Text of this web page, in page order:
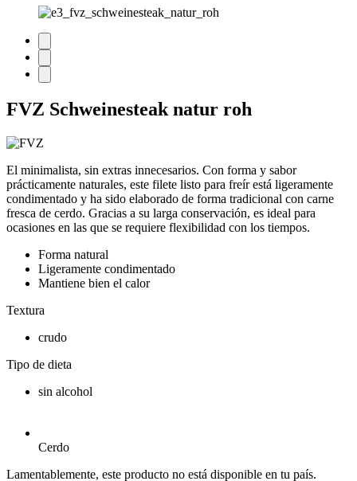
FVZ Schweinesteak natur roh
El minimalista, sin extras innecesarios. Con forma y sabor
prácticamente naturales, este filete listo para freír está ligeramente
condimentado y ha sido elaborado de forma tradicional con carne
fresca de cerdo. Gracias a su larga conservación, es ideal para
ocasiones en las que se requiere flexibilidad con los tiempos.
Forma natural
Ligeramente condimentado
Mantiene bien el calor
Textura
crudo
Tipo de dieta
sin alcohol
Cerdo
Lamentablemente, este producto no está disponible en tu país.